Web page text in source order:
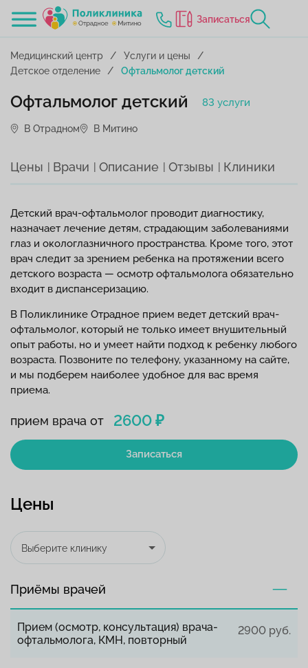
Записаться
Медицинский центр
Услуги и цены
Детское отделение
Офтальмолог детский
прием врача от 2600 ₽
Записаться
Офтальмолог детский 83 услуги
В Отрадном В Митино
Цены Врачи Описание Отзывы Клиники
Детский врач-офтальмолог проводит диагностику,
назначает лечение детям, страдающим заболеваниями
глаз и окологлазничного пространства. Кроме того, этот
врач следит за зрением ребенка на протяжении всего
детского возраста — осмотр офтальмолога обязательно
входит в диспансеризацию.
В Поликлинике Отрадное прием ведет детский врач-
офтальмолог, который не только имеет внушительный
опыт работы, но и умеет найти подход к ребенку любого
возраста. Позвоните по телефону, указанному на сайте,
и мы подберем наиболее удобное для вас время
приема.
Цены
Выберите клинику
Приёмы врачей
Прием (осмотр, консультация) врача-
офтальмолога, КМН, повторный
2900 руб.